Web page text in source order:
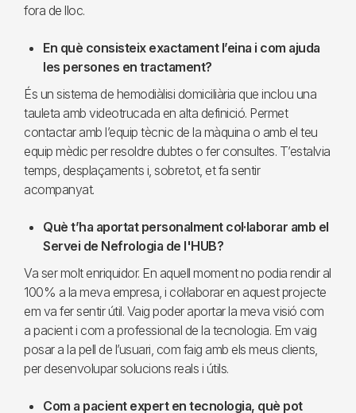
fora de lloc.
En què consisteix exactament l’eina i com ajuda
les persones en tractament?
És un sistema de hemodiàlisi domiciliària que inclou una
tauleta amb videotrucada en alta definició. Permet
contactar amb l’equip tècnic de la màquina o amb el teu
equip mèdic per resoldre dubtes o fer consultes. T’estalvia
temps, desplaçaments i, sobretot, et fa sentir
acompanyat.
Què t’ha aportat personalment col·laborar amb el
Servei de Nefrologia de l'HUB?
Va ser molt enriquidor. En aquell moment no podia rendir al
100% a la meva empresa, i col·laborar en aquest projecte
em va fer sentir útil. Vaig poder aportar la meva visió com
a pacient i com a professional de la tecnologia. Em vaig
posar a la pell de l’usuari, com faig amb els meus clients,
per desenvolupar solucions reals i útils.
Com a pacient expert en tecnologia, què pot